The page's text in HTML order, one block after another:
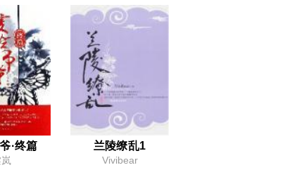
北欧的温暖
于要说再见
林里的天然画室
揭穿的身份
静香的约会
球场上的阴谋
·终篇 兰陵缭乱1
Vivibear